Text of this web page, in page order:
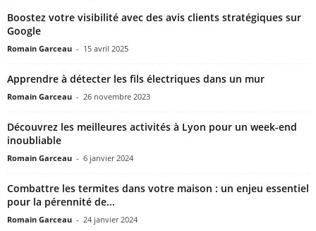
Boostez votre visibilité avec des avis clients stratégiques sur
Google
Romain Garceau - 15 avril 2025
Apprendre à détecter les fils électriques dans un mur
Romain Garceau - 26 novembre 2023
Découvrez les meilleures activités à Lyon pour un week-end
inoubliable
Romain Garceau - 6 janvier 2024
Combattre les termites dans votre maison : un enjeu essentiel
pour la pérennité de...
Romain Garceau - 24 janvier 2024